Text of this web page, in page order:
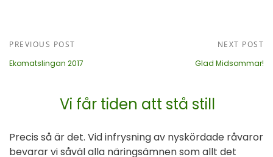
PREVIOUS POST
Ekomatslingan 2017
NEXT POST
Glad Midsommar!
Vi får tiden att stå still
Precis så är det. Vid infrysning av nyskördade råvaror
bevarar vi såväl alla näringsämnen som allt det